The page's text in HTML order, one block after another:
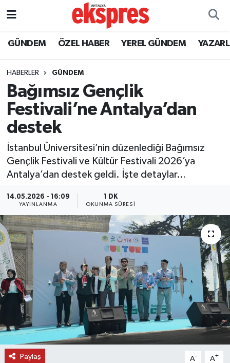
GÜNDEM ÖZEL HABER YEREL GÜNDEM
HABERLER GÜNDEM
Bağımsız Gençlik
Festivali’ne Antalya’dan
destek
İstanbul Üniversitesi’nin düzenlediği Bağımsız
Gençlik Festivali ve Kültür Festivali 2026’ya
Antalya’dan destek geldi. İşte detaylar…
14.05.2026 - 16:09
YAYINLANMA
1 DK
OKUNMA SÜRESI
Paylaş A- A+
ÖZEL HABER
YEREL GÜNDEM
EKONOMİ
KÜLTÜR - SANAT
SPOR
SİYASET
SAĞLIK
DÜNYA
EĞİTİM
TURİZM
RÖPORTAJ
VİDEO HABERLER
Nöbetçi Eczaneler
Trafik Durumu
Süper Lig Puan Durumu ve Fikstür
Tüm Manşetler
Son Dakika Haberleri
Haber Arşivi